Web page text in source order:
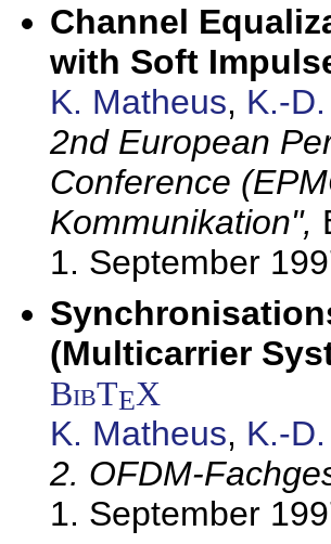
Channel
with Soft
K. Matheus, K.-
2nd European
Conference
Kommunikation",
1. September
(Multicarrier
BibTEX
K. Matheus, K.-
2. OFDM-
1. September